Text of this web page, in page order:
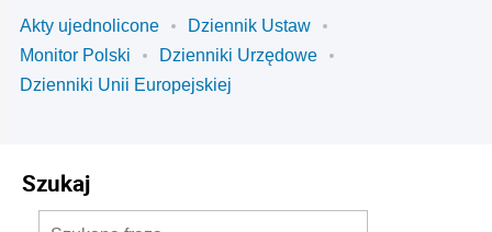
Akty ujednolicone
Dziennik Ustaw
Monitor Polski
Dzienniki Urzędowe
Dzienniki Unii Europejskiej
Szukaj